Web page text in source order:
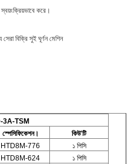
স্বয়ংক্রিয়ভাবে করে।
বিক্রি সুই ঘূর্ণন মেশিন
3A-TSM
স্পেসিফিকেশন।
কিউ'টি
HTD8M-776
১ পিসি
HTD8M-624
১ পিসি